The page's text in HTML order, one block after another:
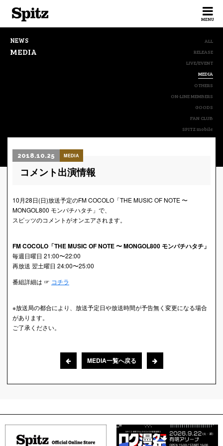
MENU
NEWS
MEDIA
ALL
RELEASE
LIVE/EVENT
MEDIA
OTHERS
ON-LINE MEMBERS
GOODS
FAN CLUB
SPITZ mobile
2018.10.25 MEDIA
コメント出演情報
10月28日(日)放送予定のFM COCOLO「THE MUSIC OF NOTE 〜
MONGOL800 モンパチハタチ」で、
スピッツのコメントがオンエアされます。
FM COCOLO「THE MUSIC OF NOTE 〜 MONGOL800 モンパチハタチ」
毎週日曜日 21:00〜22:00
再放送 翌土曜日 24:00〜25:00
番組詳細は ☞ コチラ
※放送局の都合により、放送予定日や放送時間が予告無く変更になる場合
があります。
ご了承ください。
MEDIA一覧へ戻る